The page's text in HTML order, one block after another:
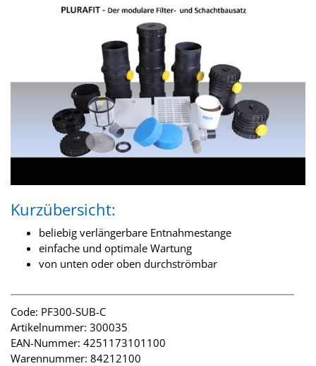
Kurzübersicht:
beliebig verlängerbare Entnahmestange
einfache und optimale Wartung
von unten oder oben durchströmbar
Code: PF300-SUB-C
Artikelnummer: 300035
EAN-Nummer: 4251173101100
Warennummer: 84212100